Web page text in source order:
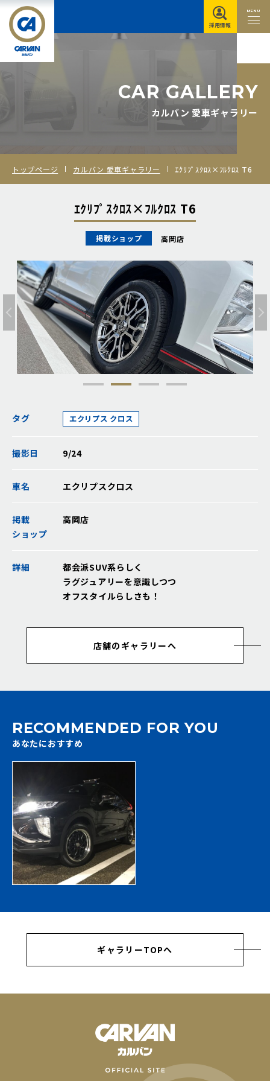
MENU
採用情報
CAR GALLERY
カルバン 愛車ギャラリー
トップページ カルバン 愛車ギャラリー ｴｸﾘﾌﾟｽｸﾛｽ×ﾌﾙｸﾛｽ T6
ｴｸﾘﾌﾟｽｸﾛｽ×ﾌﾙｸﾛｽ T6
掲載ショップ 高岡店
タグ エクリプス クロス
撮影日 9/24
車名 エクリプスクロス
掲載
ショップ
高岡店
詳細
都会派SUV系らしく
ラグジュアリーを意識しつつ
オフスタイルらしさも！
店舗のギャラリーへ
RECOMMENDED FOR YOU
あなたにおすすめ
ギャラリーTOPへ